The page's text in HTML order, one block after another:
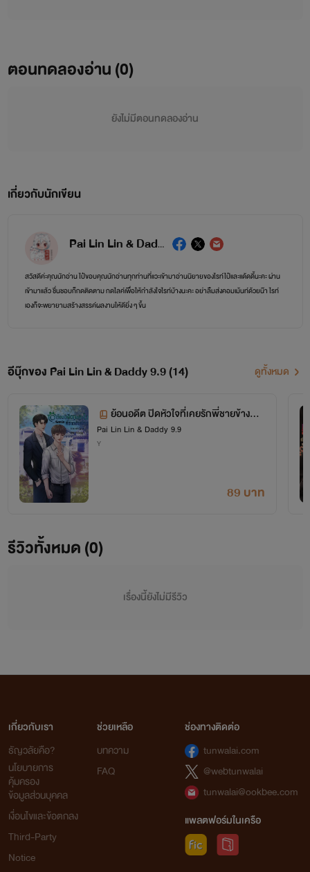
ตอนทดลองอ่าน (0)
ยังไม่มีตอนทดลองอ่าน
เกี่ยวกับนักเขียน
Pai Lin Lin & Daddy 9.9
สวัสดีค่ะคุณนักอ่าน ไป๋ขอบคุณนักอ่านทุกท่านที่แวะเข้ามาอ่านนิยายของไรท์ไป๋และแด้ดดี้นะคะ ผ่าน
เข้ามาแล้ว ชื่นชอบก็กดติดตาม กดไลค์เพื่อให้กำลังใจไรท์บ้างนะคะ อย่าลืมส่งคอมเม้นท์ด้วยน๊า ไรท์
เองก็จะพยายามสร้างสรรค์ผลงานให้ดียิ่ง ๆ ขึ้น
แน่นอนค่ะ
อีบุ๊กของ Pai Lin Lin & Daddy 9.9 (14) ดูทั้งหมด
ย้อนอดีต ปิดหัวใจที่เคยรักพี่ชายข้างบ้า
น
Pai Lin Lin & Daddy 9.9
Y
89 บาท
รีวิวทั้งหมด (0)
เรื่องนี้ยังไม่มีรีวิว
เกี่ยวกับเรา
ธัญวลัยคือ?
นโยบายการ
คุ้มครอง
ข้อมูลส่วนบุคคล
เงื่อนไขและข้อตกลง
Third-Party
Notice
ช่วยเหลือ
บทความ
FAQ
ช่องทางติดต่อ
tunwalai.com
@webtunwalai
tunwalai@ookbee.com
แพลตฟอร์มในเครือ